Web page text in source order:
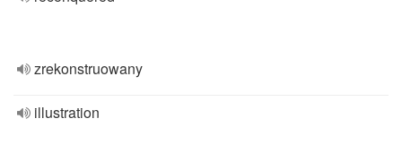
zrekonstruowany
illustration